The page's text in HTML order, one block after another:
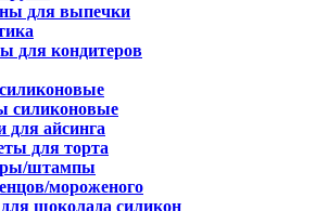
для выпечки
для кондитеров
силиконовые
для айсинга
для торта
штампы
мороженого
шоколада силикон